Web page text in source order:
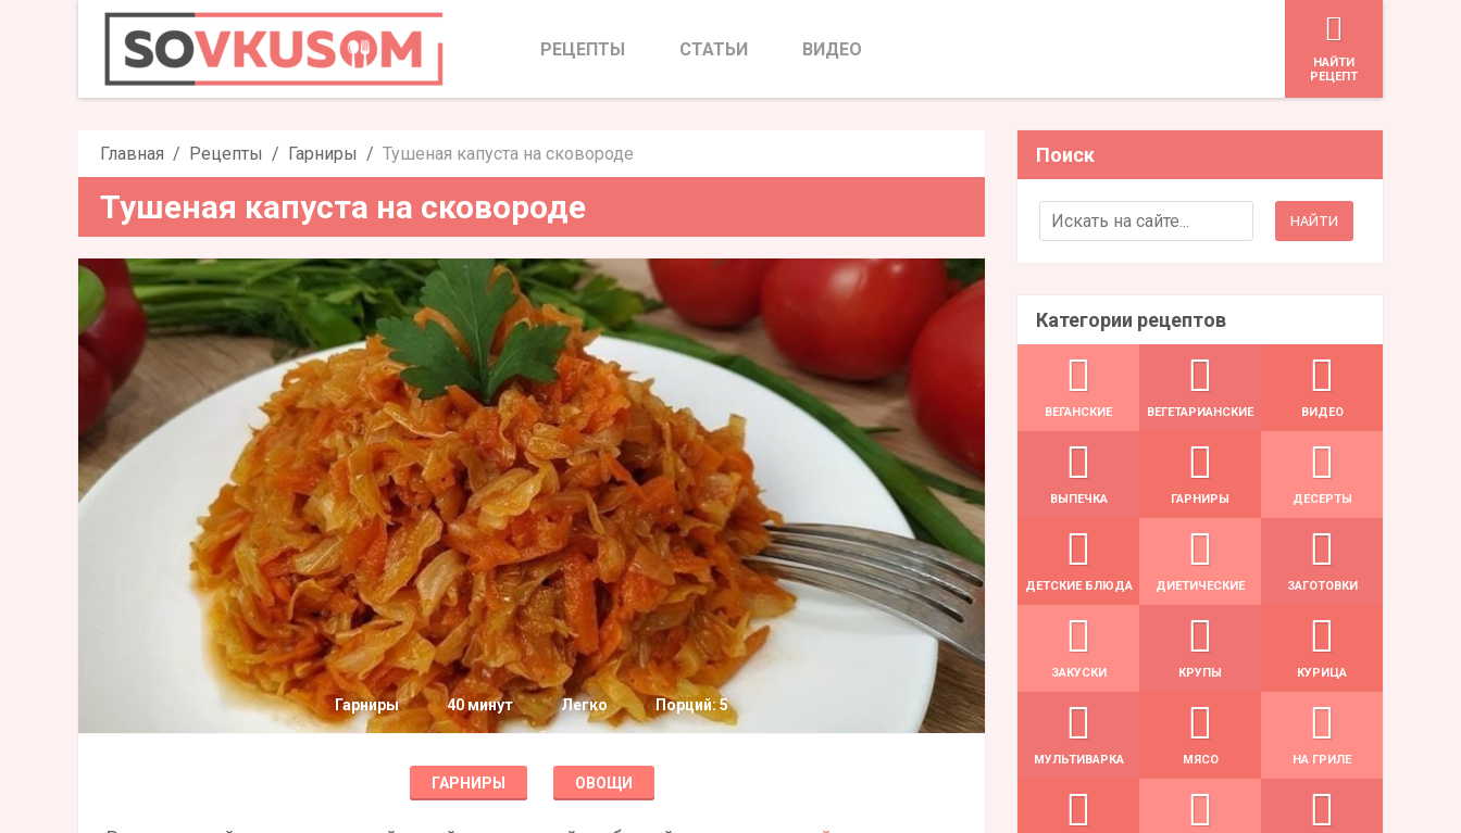
Тушеная капуста на сковороде
РЕЦЕПТЫ СТАТЬИ ВИДЕО
HАЙТИ
РЕЦЕПТ
Главная Рецепты Гарниры Тушеная капуста на сковороде
Тушеная капуста на сковороде
Гарниры 40 минут Легко Порций: 5
ГАРНИРЫ ОВОЩИ
Поиск
Search for:
Категории рецептов
ВЕГАНСКИЕ ВЕГЕТАРИАНСКИЕ ВИДЕО
ВЫПЕЧКА ГАРНИРЫ ДЕСЕРТЫ
ДЕТСКИЕ БЛЮДА ДИЕТИЧЕСКИЕ ЗАГОТОВКИ
ЗАКУСКИ КРУПЫ КУРИЦА
МУЛЬТИВАРКА МЯСО НА ГРИЛЕ